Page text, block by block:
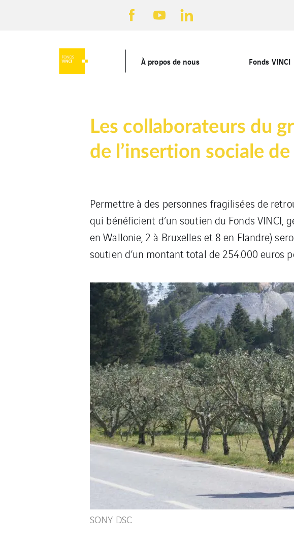
À propos de nous Fonds VINCI
Les collaborateurs du
de l’insertion sociale
Permettre à des personnes fragilisées de
qui bénéficient d’un soutien du Fonds VINCI,
en Wallonie, 2 à Bruxelles et 8 en Flandre)
soutien d’un montant total de 254.000 euros
SONY DSC